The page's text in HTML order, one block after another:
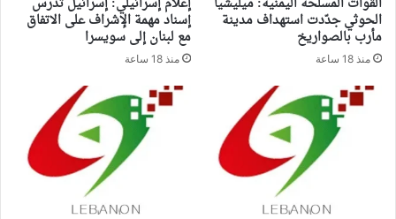
الحوثي جدّدت استهداف مدينة
مأرب بالصواريخ
منذ 18 ساعة
إسناد مهمة الإشراف على الاتفاق
مع لبنان إلى سويسرا
منذ 18 ساعة